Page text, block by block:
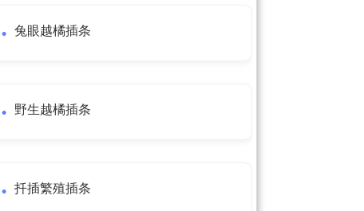
兔眼越橘插条
野生越橘插条
扦插繁殖插条